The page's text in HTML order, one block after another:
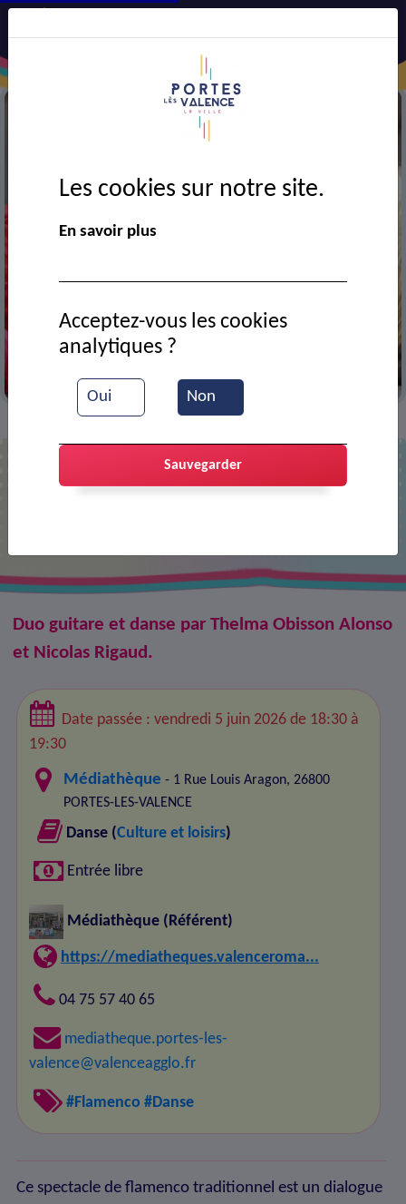
Médiathèque
Duo guitare et danse par Thelma Obisson Alonso
et Nicolas Rigaud.
Date passée : vendredi 5 juin 2026 de 18:30 à
19:30
Médiathèque - 1 Rue Louis Aragon, 26800
PORTES-LES-VALENCE
Danse (Culture et loisirs)
Entrée libre
Médiathèque (Référent)
https://mediatheques.valenceroma...
04 75 57 40 65
mediatheque.portes-les-
valence@valenceagglo.fr
#Flamenco #Danse
Ce spectacle de flamenco traditionnel est un dialogue
Les cookies sur notre site.
En savoir plus
Oui Non
Acceptez-vous les cookies
analytiques ?
Sauvegarder